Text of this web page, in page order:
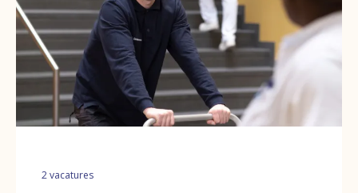
2vacatures